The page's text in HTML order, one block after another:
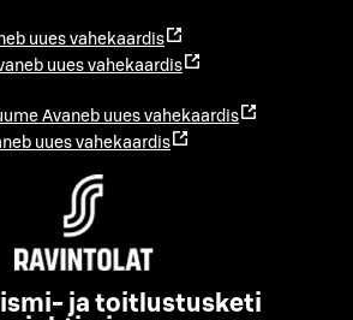
uues vahekaardis
uues vahekaardis
Avaneb uues vahekaardis
uues vahekaardis
ja toitlustusketi